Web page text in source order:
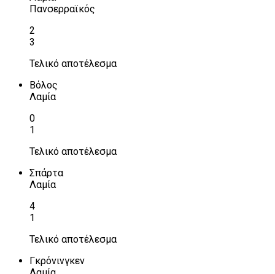
Πανσερραϊκός
2
3
Τελικό αποτέλεσμα
Βόλος
Λαμία
0
1
Τελικό αποτέλεσμα
Σπάρτα
Λαμία
4
1
Τελικό αποτέλεσμα
Γκρόνινγκεν